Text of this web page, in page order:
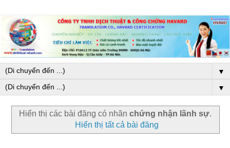
▼
▼
Hiển thị các bài đăng có nhãn chứng nhận lãnh sự.
Hiển thị tất cả bài đăng